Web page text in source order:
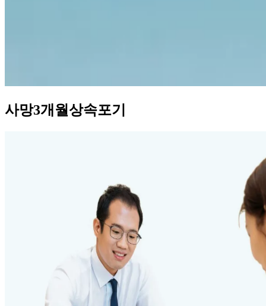
사망3개월상속포기